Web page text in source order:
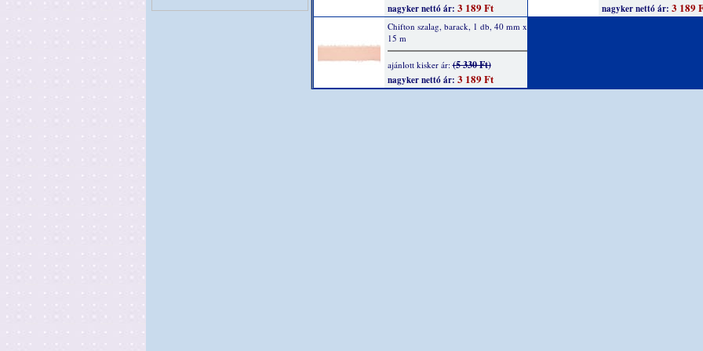
nagyker nettó ár: 3 189 Ft nagyker nettó ár: 3 189
Chifton szalag, barack, 1 db, 40 mm x
15 m
ajánlott kisker ár:(5 330 Ft)
nagyker nettó ár: 3 189 Ft